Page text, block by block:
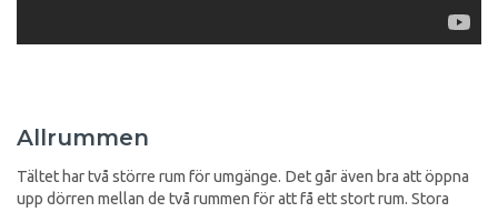
Allrummen
Tältet har två större rum för umgänge. Det går även bra att öppna
upp dörren mellan de två rummen för att få ett stort rum. Stora